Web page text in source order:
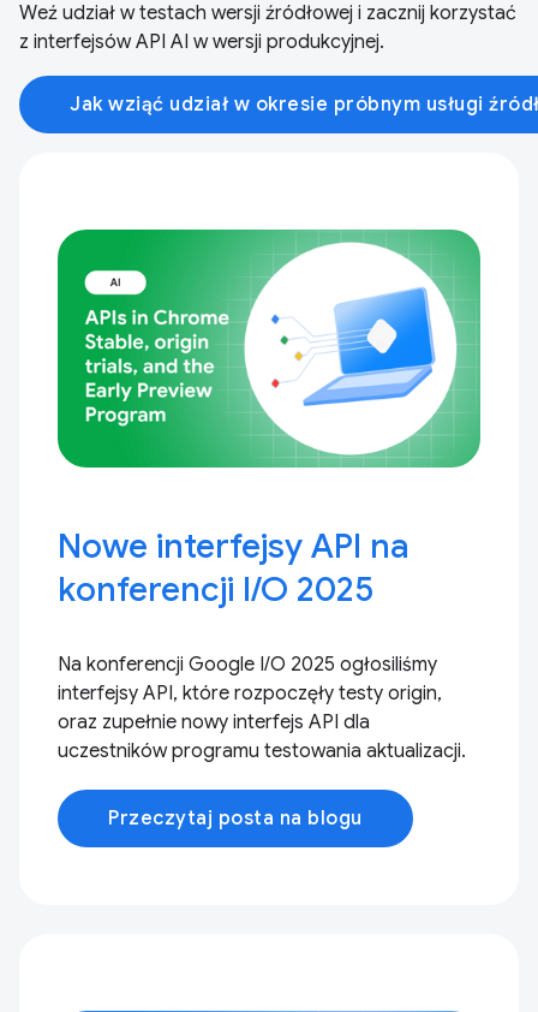
Weź udział w testach wersji źródłowej i zacznij korzystać
z interfejsów API AI w wersji produkcyjnej.
Jak wziąć udział w okresie próbnym usługi
Nowe interfejsy API na
konferencji I/O 2025
Na konferencji Google I/O 2025 ogłosiliśmy
interfejsy API, które rozpoczęły testy origin,
oraz zupełnie nowy interfejs API dla
uczestników programu testowania aktualizacji.
Przeczytaj posta na blogu